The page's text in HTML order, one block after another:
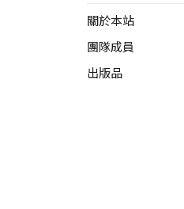
關於本站
團隊成員
出版品